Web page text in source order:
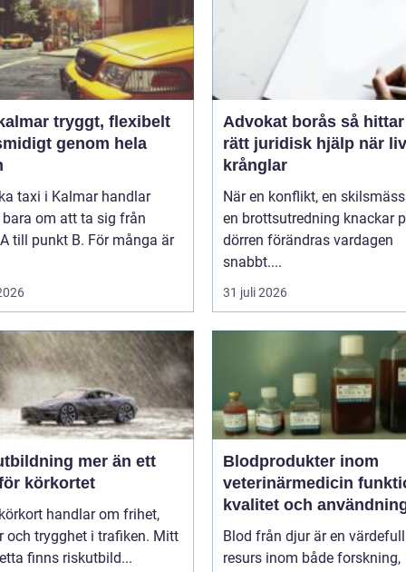
flexibelt
genom hela
taxi i Kalmar handlar
om att ta sig från
till punkt B. För många är
Advokat borås så hittar du
rätt juridisk hjälp när
krånglar
När en konflikt, en
en brottsutredning knackar
dörren förändras vardagen
snabbt....
31 juli 2026
mer än ett
körkortet
handlar om frihet,
och trygghet i trafiken. Mitt
finns riskutbild...
Blodprodukter inom
veterinärmedicin funktion,
kvalitet och
Blod från djur är en värdefull
resurs inom både forskning,